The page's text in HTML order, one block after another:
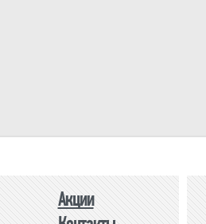
Акции